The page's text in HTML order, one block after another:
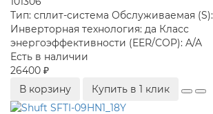
Тип: сплит-система Обслуживаемая (S):
Инверторная технология: да Класс
энергоэффективности (EER/COP): A/A
Есть в наличии
26400 ₽
В корзину
Купить в 1 клик